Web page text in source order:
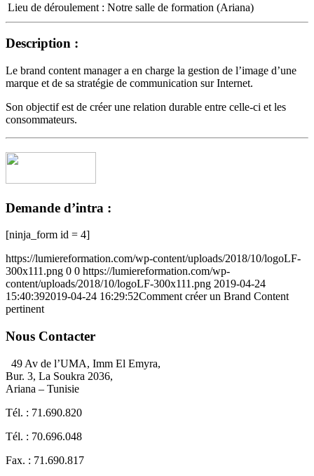
Lieu de déroulement : Notre salle de formation (Ariana)
Description :
Le brand content manager a en charge la gestion de l’image d’une
marque et de sa stratégie de communication sur Internet.
Son objectif est de créer une relation durable entre celle-ci et les
consommateurs.
Demande d’intra :
[ninja_form id = 4]
https://lumiereformation.com/wp-content/uploads/2018/10/logoLF-
300x111.png 0 0 https://lumiereformation.com/wp-
content/uploads/2018/10/logoLF-300x111.png 2019-04-24
15:40:392019-04-24 16:29:52Comment créer un Brand Content
pertinent
Nous Contacter
49 Av de l’UMA, Imm El Emyra,
Bur. 3, La Soukra 2036,
Ariana – Tunisie
Tél. : 71.690.820
Tél. : 70.696.048
Fax. : 71.690.817